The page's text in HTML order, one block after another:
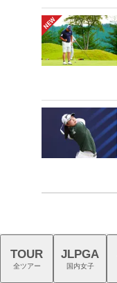
TOUR
全ツアー
JLPGA
国内女子